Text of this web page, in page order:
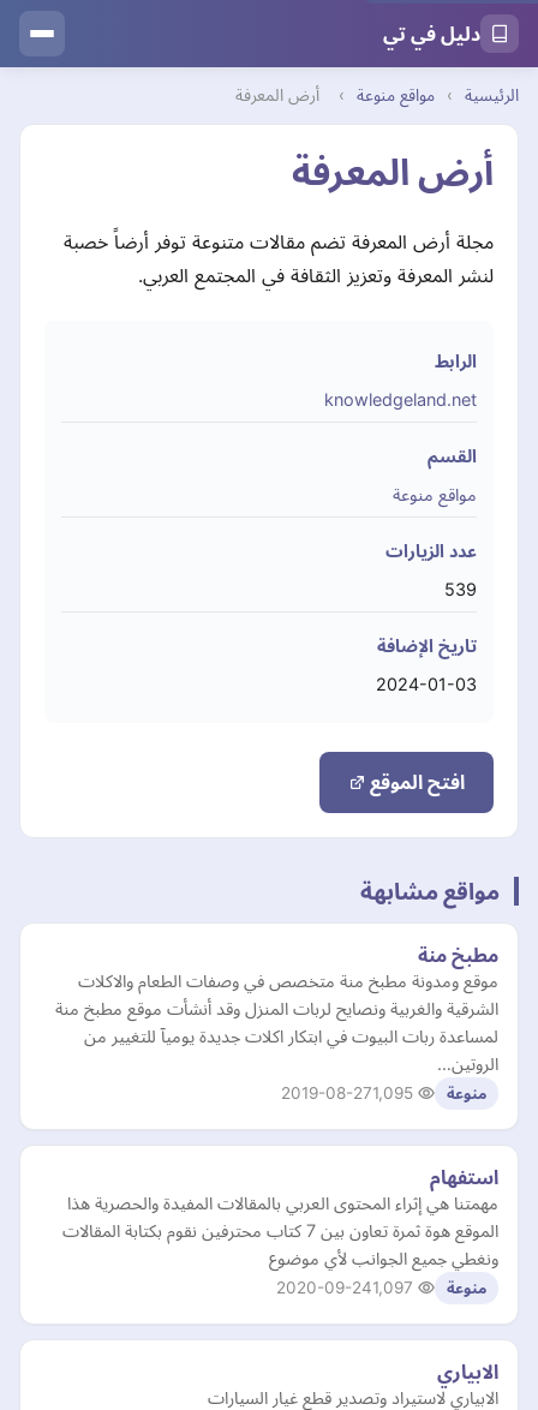
دليل في تي
الرئيسية › مواقع منوعة › أرض المعرفة
أرض المعرفة
مجلة أرض المعرفة تضم مقالات متنوعة توفر أرضاً خصبة
لنشر المعرفة وتعزيز الثقافة في المجتمع العربي.
الرابط
knowledgeland.net
القسم
مواقع منوعة
عدد الزيارات
539
تاريخ الإضافة
2024-01-03
افتح الموقع
مواقع مشابهة
مطبخ منة
موقع ومدونة مطبخ منة متخصص في وصفات الطعام والاكلات
الشرقية والغربية ونصايح لربات المنزل وقد أنشأت موقع مطبخ منة
لمساعدة ربات البيوت في ابتكار اكلات جديدة يوميآ للتغيير من
الروتين…
منوعة 2019-08-27
استفهام
مهمتنا هي إثراء المحتوى العربي بالمقالات المفيدة والحصرية هذا
الموقع هوة ثمرة تعاون بين 7 كتاب محترفين نقوم بكتابة المقالات
ونغطي جميع الجوانب لأي موضوع
منوعة 2020-09-24
الابياري
الابياري لاستيراد وتصدير قطع غيار السيارات